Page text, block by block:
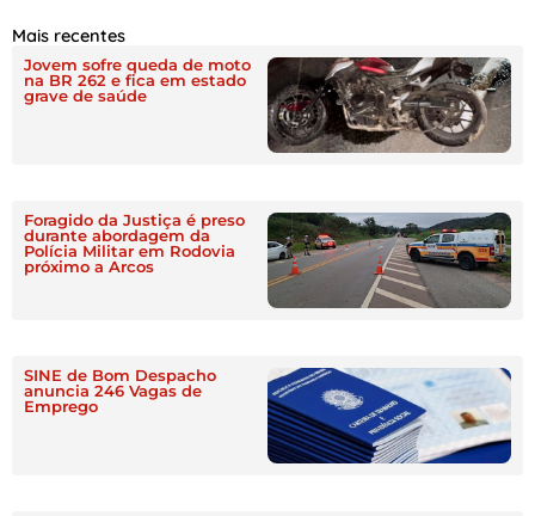
Mais recentes
Jovem sofre queda de moto
na BR 262 e fica em estado
grave de saúde
Foragido da Justiça é preso
durante abordagem da
Polícia Militar em Rodovia
próximo a Arcos
SINE de Bom Despacho
anuncia 246 Vagas de
Emprego